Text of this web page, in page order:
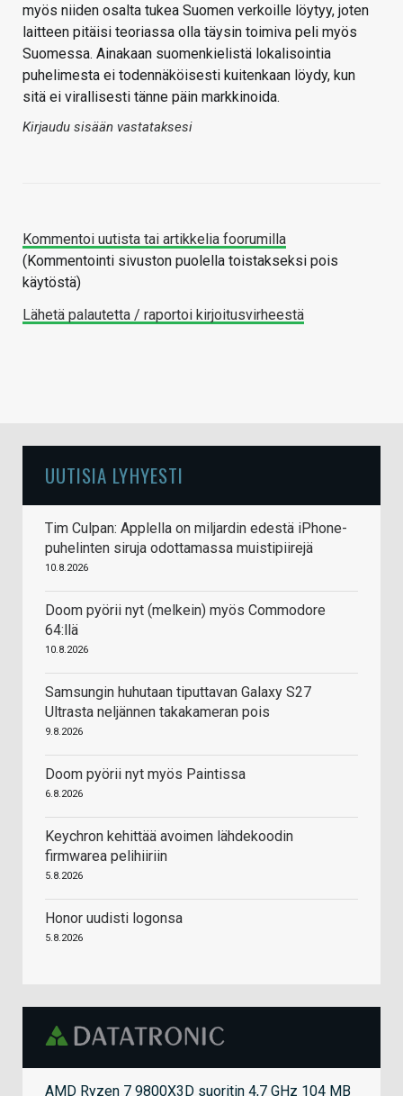
myös niiden osalta tukea Suomen verkoille löytyy, joten
laitteen pitäisi teoriassa olla täysin toimiva peli myös
Suomessa. Ainakaan suomenkielistä lokalisointia
puhelimesta ei todennäköisesti kuitenkaan löydy, kun
sitä ei virallisesti tänne päin markkinoida.
Kirjaudu sisään vastataksesi
Kommentoi uutista tai artikkelia foorumilla
(Kommentointi sivuston puolella toistakseksi pois
käytöstä)
Lähetä palautetta / raportoi kirjoitusvirheestä
UUTISIA LYHYESTI
Tim Culpan: Applella on miljardin edestä iPhone-
puhelinten siruja odottamassa muistipiirejä
10.8.2026
Doom pyörii nyt (melkein) myös Commodore
64:llä
10.8.2026
Samsungin huhutaan tiputtavan Galaxy S27
Ultrasta neljännen takakameran pois
9.8.2026
Doom pyörii nyt myös Paintissa
6.8.2026
Keychron kehittää avoimen lähdekoodin
firmwarea pelihiiriin
5.8.2026
Honor uudisti logonsa
5.8.2026
AMD Ryzen 7 9800X3D suoritin 4,7 GHz 104 MB